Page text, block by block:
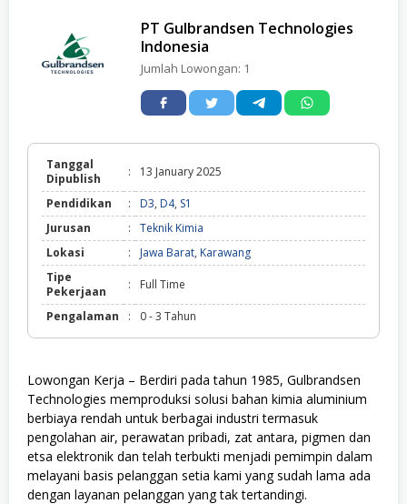
PT Gulbrandsen Technologies
Indonesia
Jumlah Lowongan: 1
Tanggal
Dipublish
: 13 January 2025
Pendidikan : D3, D4, S1
Jurusan
:
Teknik Kimia
Lokasi
: Jawa Barat, Karawang
Tipe
Pekerjaan
: Full Time
Pengalaman : 0 - 3 Tahun
Lowongan Kerja – Berdiri pada tahun 1985, Gulbrandsen
Technologies memproduksi solusi bahan kimia aluminium
berbiaya rendah untuk berbagai industri termasuk
pengolahan air, perawatan pribadi, zat antara, pigmen dan
etsa elektronik dan telah terbukti menjadi pemimpin dalam
melayani basis pelanggan setia kami yang sudah lama ada
dengan layanan pelanggan yang tak tertandingi.